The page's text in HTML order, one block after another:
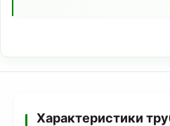
Характеристики